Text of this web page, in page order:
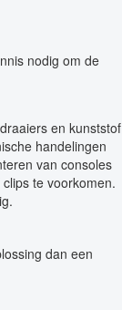
nodig om de
en kunststof
handelingen
van consoles
te voorkomen.
dan een